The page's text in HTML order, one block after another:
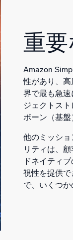
重
Amazon
性があり、
界で最も急
ジェクトス
ボーン（基盤
他のミッシ
リティは、
ドネイティ
視性を提供
で、いくつか